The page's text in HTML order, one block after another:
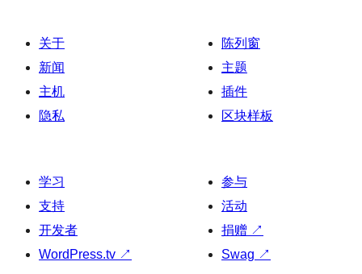
关于
新闻
主机
隐私
陈列窗
主题
插件
区块样板
学习
支持
开发者
WordPress.tv ↗
参与
活动
捐赠 ↗
Swag ↗